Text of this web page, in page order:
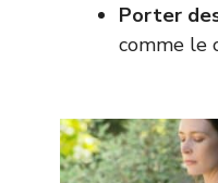
Porter
comme le